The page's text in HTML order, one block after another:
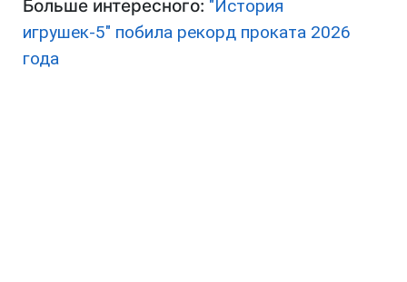
Больше интересного: "История
игрушек-5" побила рекорд проката 2026
года